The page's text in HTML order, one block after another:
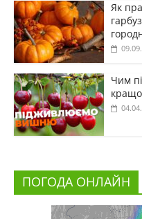
Як
Чим
ПОГОДА ОНЛАЙН